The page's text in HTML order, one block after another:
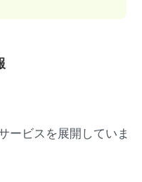
ービスを展開していま